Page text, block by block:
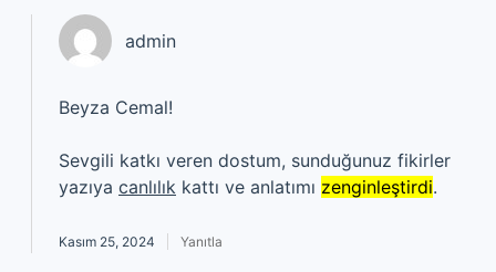
admin
Beyza Cemal!
Sevgili katkı veren dostum, sunduğunuz fikirler
yazıya canlılık kattı ve anlatımı zenginleştirdi.
Kasım 25, 2024 Yanıtla